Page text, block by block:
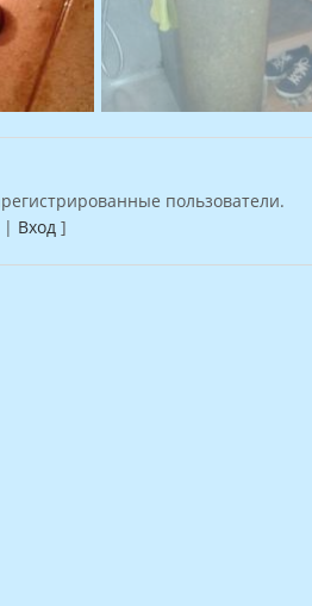
пользователи.
| Вход ]